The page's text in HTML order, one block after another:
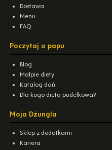
Dostawa
Menu
FAQ
Poczytaj o papu
Blog
Małpie diety
Katalog dań
Dla kogo dieta pudełkowa?
Moja Dżungla
Sklep z dodatkami
Kariera